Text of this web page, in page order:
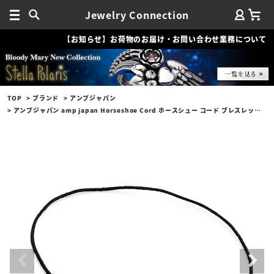
Jewelry Connection
【お知らせ】お荷物のお届け・お問い合わせ業務について
TOP ブランド
アンプジャパン
アンプジャパン amp japan Horseshoe Cord ホースシュー コード ブレスレット アンクレット ブラック